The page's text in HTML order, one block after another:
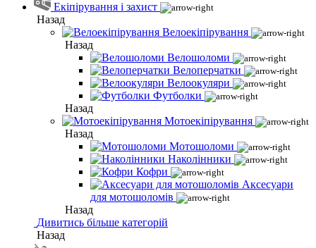
Екіпірування і захист
Назад
Велоекіпірування
Назад
Велошоломи
Велоперчатки
Велоокуляри
Футболки
Назад
Мотоекіпірування
Назад
Мотошоломи
Наколінники
Кофри
Аксесуари
для мотошоломів
Назад
Дивитись більше категорій
Назад